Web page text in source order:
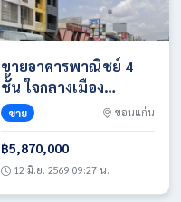
ขายอาคารพาณิชย์ 4
ชั้น ใจกลางเมือง
ขอนแก่น (ถนน 6 เลน
โนเวทตามใจคุณ จบ
ครบพร้อมเปิดร้าน! โทร
0817420943
ขาย ขอนแก่น
฿5,870,000
12 มิ.ย. 2569 09:27 น.